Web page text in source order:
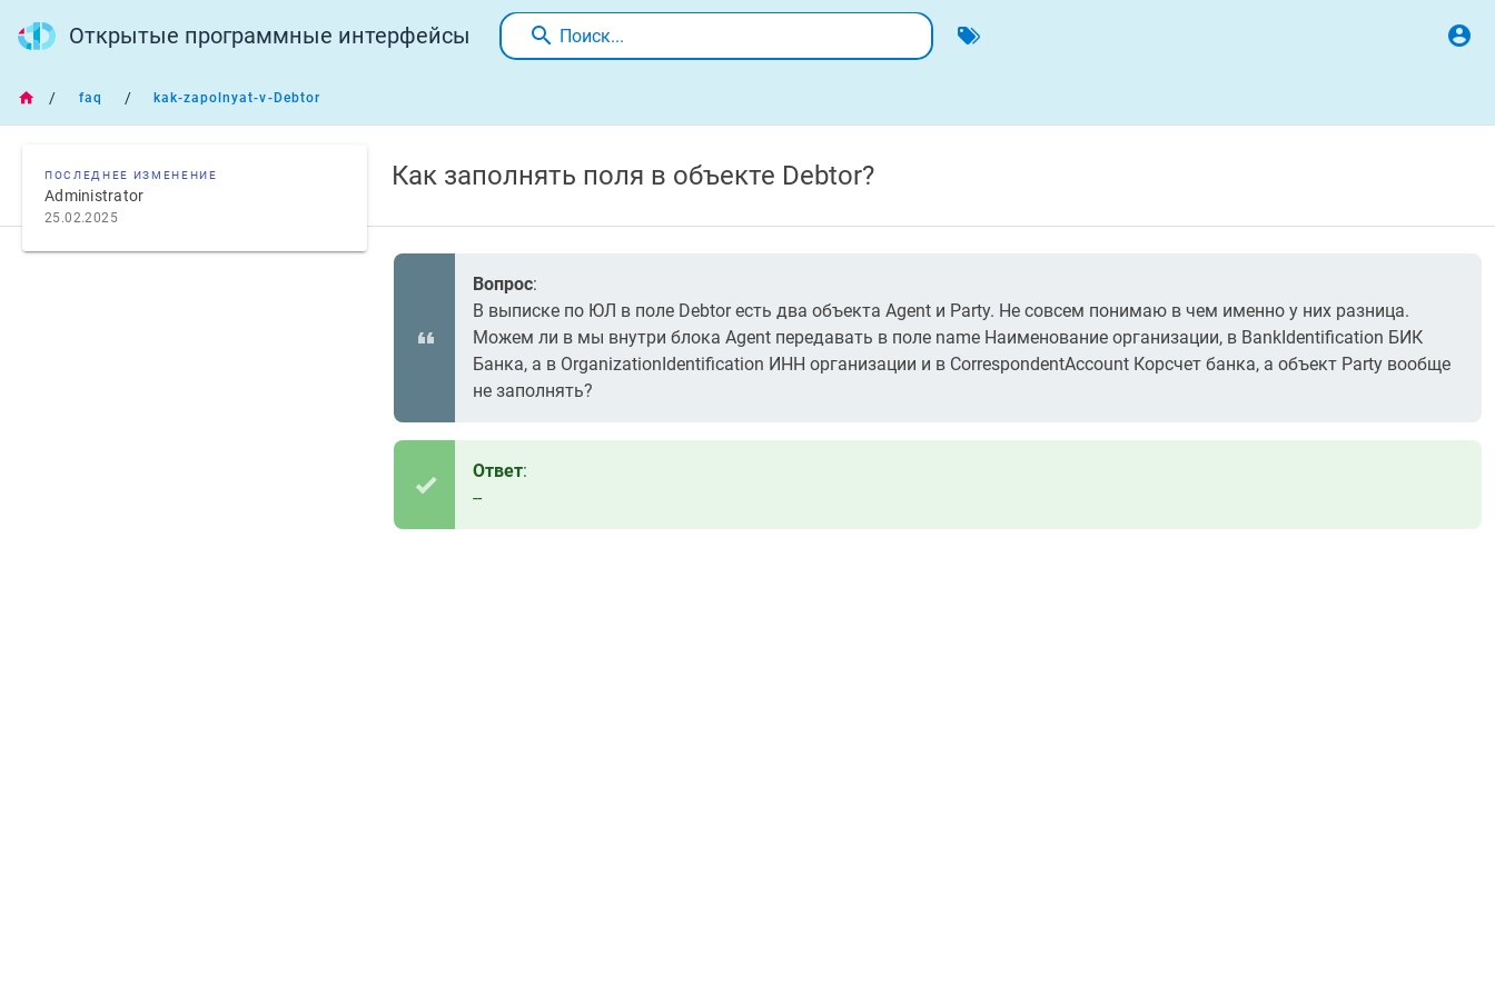
Открытые программные интерфейсы Поиск...
/ faq / kak-zapolnyat-v-Debtor
Как заполнять поля в объекте Debtor?
ПОСЛЕДНЕЕ ИЗМЕНЕНИЕ
Administrator
25.02.2025
Вопрос:
В выписке по ЮЛ в поле Debtor есть два объекта Agent и Party. Не совсем понимаю в чем именно у них разница.
Можем ли в мы внутри блока Agent передавать в поле name Наименование организации, в BankIdentification БИК
Банка, а в OrganizationIdentification ИНН организации и в CorrespondentAccount Корсчет банка, а объект Party вообще
не заполнять?
Ответ:
--